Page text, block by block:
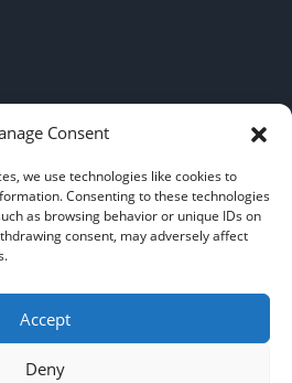
Consent
we use technologies like cookies to
Consenting to these technologies
as browsing behavior or unique IDs on
consent, may adversely affect
Accept
Deny